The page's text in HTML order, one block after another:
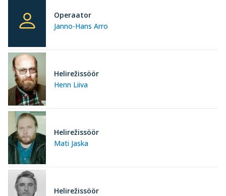
Janno-Hans Arro
Operaator
Henn Liiva
Helirežissöör
Mati Jaska
Helirežissöör
Helirežissöör